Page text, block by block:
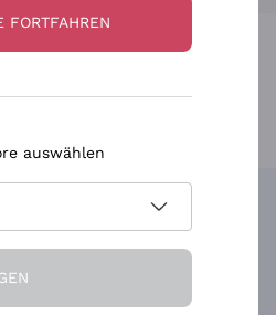
Brauchen Sie Hilfe?
FORTFAHREN
auswählen